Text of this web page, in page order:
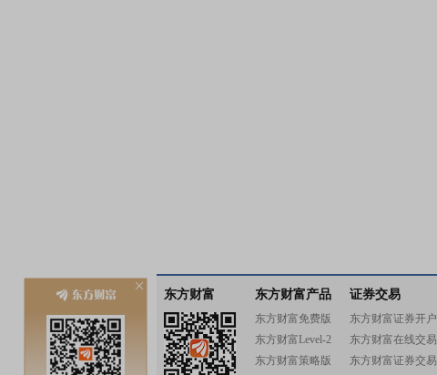
东方财富 东方财富产品
东方财富免费版
东方财富Level-2
东方财富策略版
证券交易
东方财富证券开户
东方财富在线交易
东方财富证券交易